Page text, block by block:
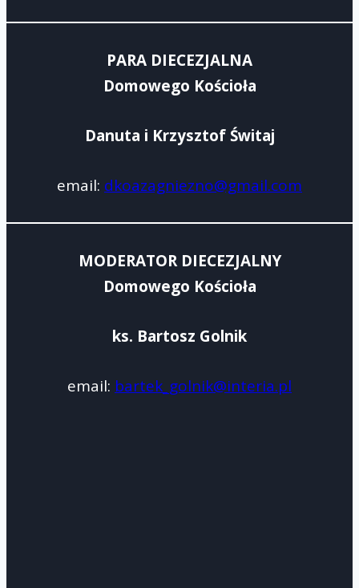
PARA DIECEZJALNA
Domowego Kościoła
Danuta i Krzysztof Świtaj
email: dkoazagniezno@gmail.com
MODERATOR DIECEZJALNY
Domowego Kościoła
ks. Bartosz Golnik
email: bartek_golnik@interia.pl